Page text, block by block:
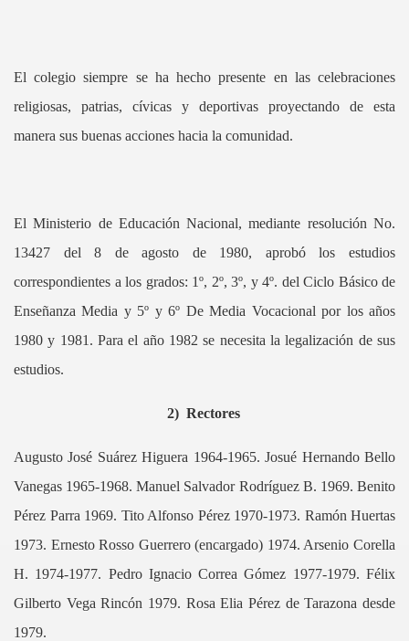
El colegio siempre se ha hecho presente en las celebraciones
religiosas, patrias, cívicas y deportivas proyectando de esta
manera sus buenas acciones hacia la comunidad.
El Ministerio de Educación Nacional, mediante resolución No.
13427 del 8 de agosto de 1980, aprobó los estudios
correspondientes a los grados: 1º, 2º, 3º, y 4º. del Ciclo Básico de
Enseñanza Media y 5º y 6º De Media Vocacional por los años
1980 y 1981. Para el año 1982 se necesita la legalización de sus
estudios.
2) Rectores
Augusto José Suárez Higuera 1964-1965. Josué Hernando Bello
Vanegas 1965-1968. Manuel Salvador Rodríguez B. 1969. Benito
Pérez Parra 1969. Tito Alfonso Pérez 1970-1973. Ramón Huertas
1973. Ernesto Rosso Guerrero (encargado) 1974. Arsenio Corella
H. 1974-1977. Pedro Ignacio Correa Gómez 1977-1979. Félix
Gilberto Vega Rincón 1979. Rosa Elia Pérez de Tarazona desde
1979.